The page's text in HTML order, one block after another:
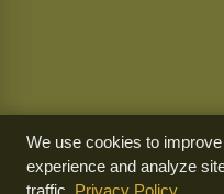
We use cookies to
experience and analyze